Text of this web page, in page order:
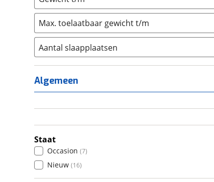
Max. toelaatbaar gewicht t/m
Aantal slaapplaatsen
1 (0)
2 (7)
3 (0)
Algemeen
Staat
Occasion (7)
Nieuw (16)